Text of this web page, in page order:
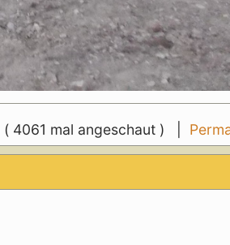
( 4061 mal angeschaut ) |